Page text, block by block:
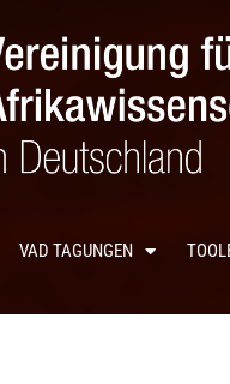
VAD TAGUNGEN